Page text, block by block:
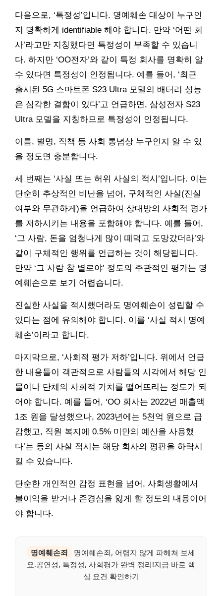
다음으로, ‘특정성’입니다. 명예훼손 대상이 누구인
지 명확하게 identifiable 해야 합니다. 만약 ‘어떤 회
사’라고만 지칭했다면 특정성이 부족할 수 있습니
다. 하지만 ‘OO전자’와 같이 특정 회사를 명확히 알
수 있다면 특정성이 인정됩니다. 예를 들어, ‘최근
출시된 5G 스마트폰 S23 Ultra 모델의 배터리 성능
은 심각한 결함이 있다’고 언급하면, 삼성전자 S23
Ultra 모델을 지칭하므로 특정성이 인정됩니다.
이름, 별명, 직책 등 사회 통념상 누구인지 알 수 있
을 정도면 충분합니다.
세 번째는 ‘사실 또는 허위 사실의 적시’입니다. 이는
단순히 추상적인 비난을 넘어, 구체적인 사실(진실
여부와 무관하게)을 언급하여 상대방의 사회적 평가
를 저하시키는 내용을 포함해야 합니다. 예를 들어,
‘그 사람, 돈을 엄청나게 많이 떼먹고 도망갔더라’와
같이 구체적인 행위를 언급하는 것이 해당됩니다.
만약 ‘그 사람 참 별로야’ 정도의 주관적인 평가는 명
예훼손으로 보기 어렵습니다.
진실한 사실을 적시했더라도 명예훼손이 성립할 수
있다는 점에 유의해야 합니다. 이를 ‘사실 적시 명예
훼손’이라고 합니다.
마지막으로, ‘사회적 평가 저하’입니다. 위에서 언급
한 내용들이 객관적으로 사람들의 시각에서 해당 인
물이나 단체의 사회적 가치를 떨어뜨리는 정도가 되
어야 합니다. 예를 들어, ‘OO 회사는 2022년 매출액
1조 원을 달성했으나, 2023년에는 5천억 원으로 급
감했고, 직원 복지에 0.5% 미만의 예산을 사용했
다’는 등의 사실 적시는 해당 회사의 평판을 하락시
킬 수 있습니다.
단순한 개인적인 감정 표현을 넘어, 사회생활에서
불이익을 받거나 존경심을 잃게 할 정도의 내용이어
야 합니다.
명예훼손죄
명예훼손죄, 어렵지 않게 파헤쳐 보세
요.공연성, 특정성, 사회평가 완벽 정리!지금 바로 핵
심 요건 확인하기